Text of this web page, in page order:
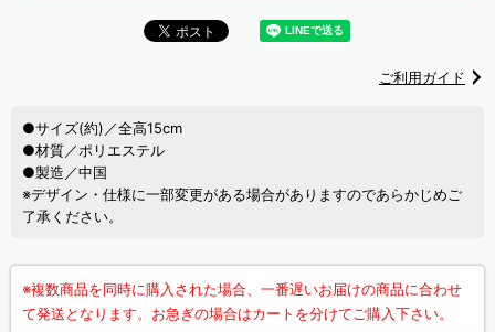
ご利用ガイド
●サイズ(約)／全高15cm
●材質／ポリエステル
●製造／中国
※デザイン・仕様に一部変更がある場合がありますのであらかじめご
了承ください。
※複数商品を同時に購入された場合、一番遅いお届けの商品に合わせ
て発送となります。お急ぎの場合はカートを分けてご購入下さい。